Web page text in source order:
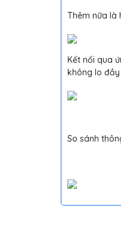
Thêm nữa là
Kết nối qua
không lo
So sánh